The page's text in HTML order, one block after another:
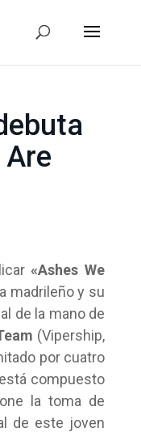
«Ashes We
madrileño y su
de la mano de
(Vipership,
por cuatro
compuesto
la toma de
de este joven